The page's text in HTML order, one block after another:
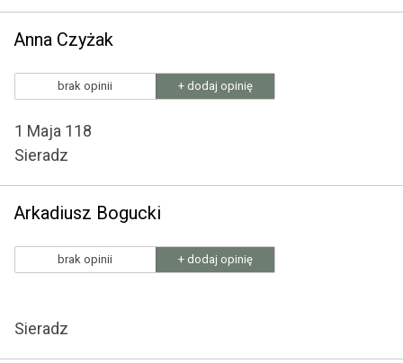
Anna Czyżak
brak opinii + dodaj opinię
1 Maja 118
Sieradz
Arkadiusz Bogucki
brak opinii + dodaj opinię
Sieradz